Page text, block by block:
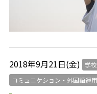
2018年9月21日(金)
学
コミュニケション・外国語運